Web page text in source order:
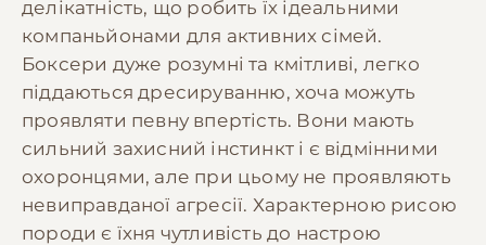
делікатність, що робить їх ідеальними
компаньйонами для активних сімей.
Боксери дуже розумні та кмітливі, легко
піддаються дресируванню, хоча можуть
проявляти певну впертість. Вони мають
сильний захисний інстинкт і є відмінними
охоронцями, але при цьому не проявляють
невиправданої агресії. Характерною рисою
породи є їхня чутливість до настрою